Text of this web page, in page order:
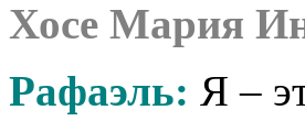
Хосе Мария
Рафаэль: Я –